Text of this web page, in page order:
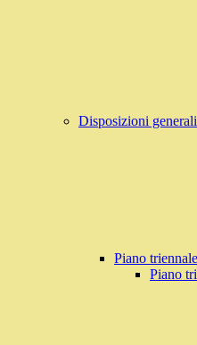
Disposizioni generali
Piano
Piano